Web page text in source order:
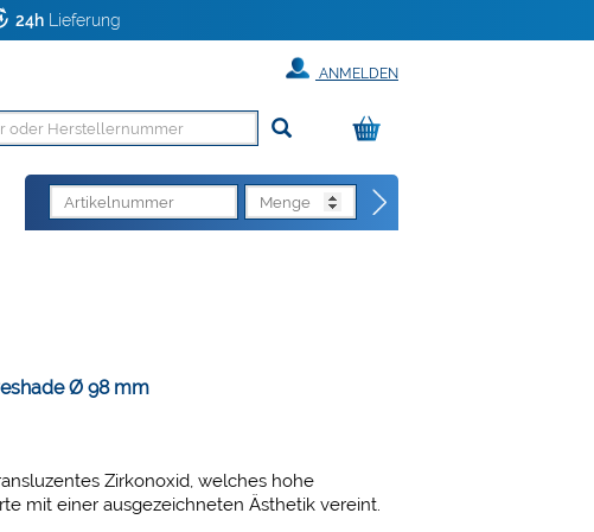
24h Lieferung
ANMELDEN
Ø 98 mm
Zirkonoxid, welches hohe
mit einer ausgezeichneten Ästhetik vereint.
Zolid HT+ eine filigrane Randgestaltung